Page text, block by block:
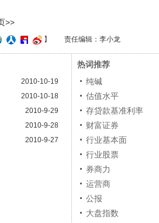
>>
】 责任编辑：李小龙
2010-10-19
2010-10-18
2010-9-29
2010-9-28
2010-9-27
热词推荐
纯碱
估值水平
存贷款基准利率
财富证券
行业基本面
行业股票
券商力
运营商
公报
大盘指数